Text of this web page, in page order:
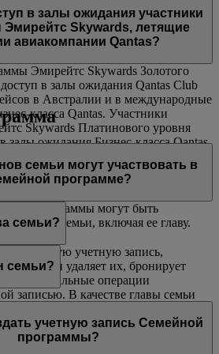
и flydubai. Данная
на совместных рейсах,
авиакомпаниями, и на
рейсы других авиакомпаний.
где действуют ограничения
уровней могут воспользоваться
посадки в самолет.
в залы ожидания участники
Skywards, летящие
авиакомпании Qantas?
Эмирейтс Skywards Золотого
в залы ожидания Qantas Club
в Австралии и в международные
класса Qantas. Участники
Skywards Платинового уровня
залы ожидания Бизнес-класса Qantas
в Австралии и в международные
класса Qantas.
семьи могут участвовать в
программе?
программы могут быть
членов семьи, включая ее главу.
семьи?
Семейную учетную запись,
и удаляет их, бронирует
все остальные операции
записью. В качестве главы семьи
участника программы Skysurfers
Семейной программы, глава семьи
семьи?
и может внести 0 % или 100 %
полученных за перелеты рейсами
учетную запись Семейной
программы?